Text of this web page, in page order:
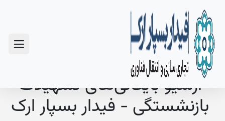
آرشیو بایگانی‌های تسهیلات
بازنشستگی - فیدار بسپار ارک